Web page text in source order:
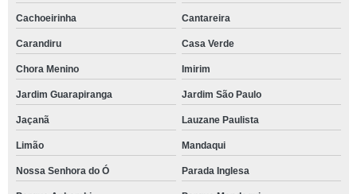
Cachoeirinha Cantareira
Carandiru Casa Verde
Chora Menino Imirim
Jardim Guarapiranga Jardim São Paulo
Jaçanã Lauzane Paulista
Limão Mandaqui
Nossa Senhora do Ó Parada Inglesa